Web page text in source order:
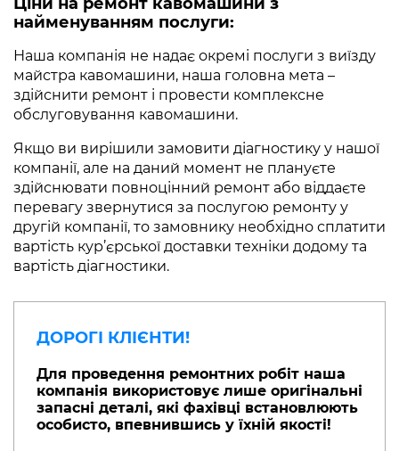
найменуванням послуги:
Наша компанія не надає окремі послуги з виїзду
майстра кавомашини, наша головна мета –
здійснити ремонт і провести комплексне
обслуговування кавомашини.
Якщо ви вирішили замовити діагностику у нашої
компанії, але на даний момент не плануєте
здійснювати повноцінний ремонт або віддаєте
перевагу звернутися за послугою ремонту у
другій компанії, то замовнику необхідно сплатити
вартість кур’єрської доставки техніки додому та
вартість діагностики.
ДОРОГІ КЛІЄНТИ!
Для проведення ремонтних робіт наша
компанія використовує лише оригінальні
запасні деталі, які фахівці встановлюють
особисто, впевнившись у їхній якості!